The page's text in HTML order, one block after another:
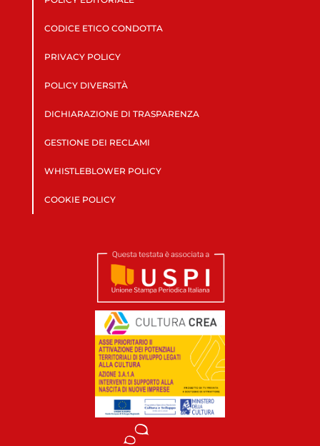
CODICE ETICO CONDOTTA
PRIVACY POLICY
POLICY DIVERSITÀ
DICHIARAZIONE DI TRASPARENZA
GESTIONE DEI RECLAMI
WHISTLEBLOWER POLICY
COOKIE POLICY